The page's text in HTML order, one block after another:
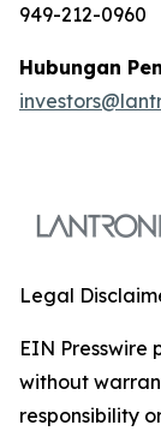
949-212-0960
Hubungan
Legal
EIN Presswire
without
responsibility